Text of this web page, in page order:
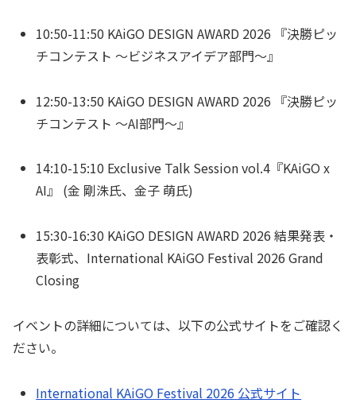
10:50-11:50 KAiGO DESIGN AWARD 2026 『決勝ピッ
チコンテスト 〜ビジネスアイデア部門〜』
12:50-13:50 KAiGO DESIGN AWARD 2026 『決勝ピッ
チコンテスト 〜AI部門〜』
14:10-15:10 Exclusive Talk Session vol.4『KAiGO x
AI』 (金 剛洙氏、金子 萌氏)
15:30-16:30 KAiGO DESIGN AWARD 2026 結果発表・
表彰式、International KAiGO Festival 2026 Grand
Closing
イベントの詳細については、以下の公式サイトをご確認く
ださい。
International KAiGO Festival 2026 公式サイト